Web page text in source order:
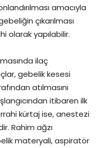
amacıyla
çıkarılması
olarak yapılabilir.
ilaç
gebelik kesesi
atılmasını
itibaren ilk
kürtaj ise, anestezi
Rahim ağzı
materyali, aspiratör